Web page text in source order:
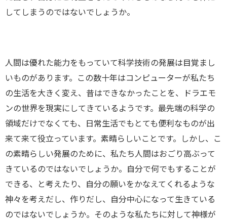
してしまうのではないでしょうか。
人間は優れた能力をもっていて科学技術の発展は目覚まし
いものがあります。この数十年はコンピューターが私たち
の生活を大きく変え、昔はできなかったことを、ドラエモ
ンの世界を現実にしてきているようです。最先端の科学の
領域だけでなくても、日常生活でもとても便利なものが出
来て来て役立っています。素晴らしいことです。しかし、こ
の素晴らしい発展のために、私たち人間はおごり高ぶって
きているのではないでしょうか。自分で何でもすることが
できる、と考えたり、自分の願いをかなえてくれるような
神々を考えだし、作りだし、自分中心になって生きている
のではないでしょうか。そのような私たちに対して神様が